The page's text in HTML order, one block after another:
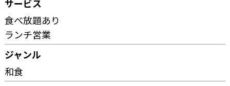
サービス
食べ放題あり
ランチ営業
ジャンル
和食